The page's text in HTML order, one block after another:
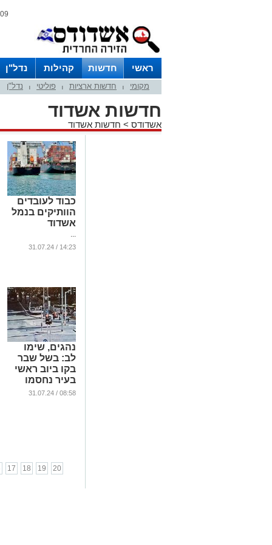
09 אוגוסט 2026 / 09:48
ראשי חדשות קהילות נדל"ן
מקומי חדשות ארציות פוליטי נדל"ן
חדשות אשדוד
אשדודס > חדשות אשדוד
כבוד לעובדים
הוותיקים בנמל
אשדוד
...
14:23 / 31.07.24
נהגים, שימו
לב: בשל שבר
בקו ביוב ראשי
בעיר נחסמו
מספר כבישים
08:58 / 31.07.24
17 18 19 20